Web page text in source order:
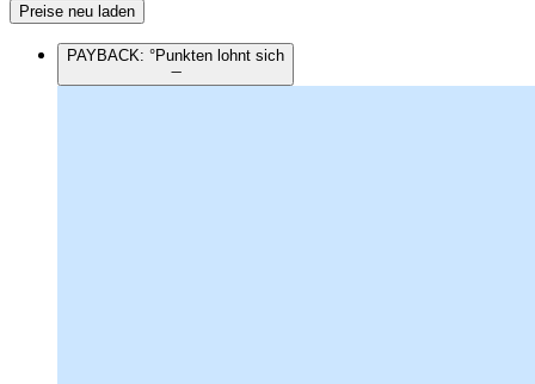
Preise neu laden
PAYBACK: °Punkten lohnt sich